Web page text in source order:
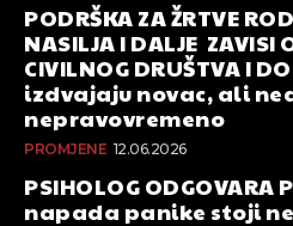
PODRŠKA ZA ŽRTVE
NASILJA I DALJE ZAVISI
CIVILNOG DRUŠTVA I
izdvajaju novac, ali
nepravovremeno
PROMJENE 12.06.2026
PSIHOLOG ODGOVARA
napada panike stoji